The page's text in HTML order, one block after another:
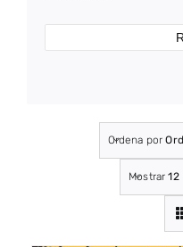
Ordena por
Mostrar12